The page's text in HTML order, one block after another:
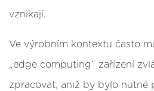
vznikají.
Ve výrobním kontextu často
„edge computing“ zařízení
zpracovat, aniž by bylo nutné